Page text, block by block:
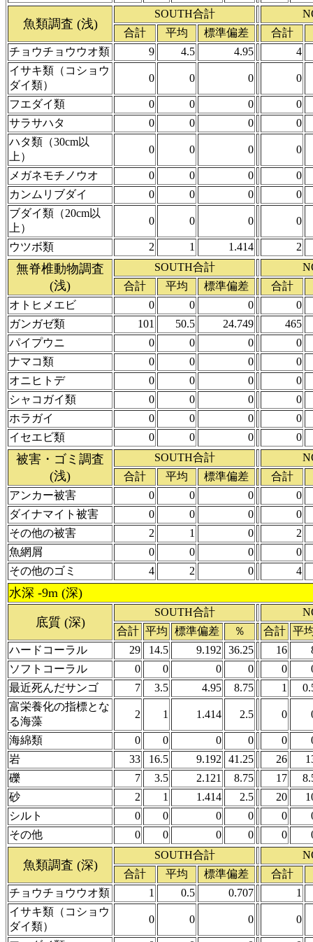
魚類調査 (浅)
SOUTH合計
合計
平均 標準偏差
合計
チョウチョウウオ類
9 4.5 4.95
4
イサキ類（コショウ
ダイ類）
0 0 0 0
フエダイ類 0 0 0
0
サラサハタ
0 0 0
0
ハタ類（30cm以
上）
0 0 0 0
メガネモチノウオ 0 0 0
0
カンムリブダイ
0 0 0
0
ブダイ類（20cm以
上）
0 0 0 0
ウツボ類 2 1 1.414 2
無脊椎動物調査
(浅)
SOUTH合計
合計
平均 標準偏差
合計
オトヒメエビ
0 0 0
0
ガンガゼ類
101 50.5 24.749
465
パイプウニ
0 0 0
0
ナマコ類
0 0 0
0
オニヒトデ
0 0 0
0
シャコガイ類
0 0 0
0
ホラガイ
0 0 0
0
イセエビ類
0 0 0 0
被害・ゴミ調査
(浅)
SOUTH合計
合計
平均 標準偏差
合計
アンカー被害
0 0 0
0
ダイナマイト被害
0 0 0
0
その他の被害
2 1 0
2
魚網屑
0 0 0
0
その他のゴミ
4 2 0 4
水深 -9m (深)
底質 (深)
SOUTH合計
合計 平均 標準偏差 ％ 合計 平
ハードコーラル
29 14.5 9.192 36.25 16
ソフトコーラル
0 0 0 0 0
最近死んだサンゴ
7 3.5 4.95 8.75 1
富栄養化の指標とな
る海藻
2 1 1.414 2.5 0
海綿類 0 0 0 0 0
岩
33 16.5 9.192 41.25 26
礫
7 3.5 2.121 8.75 17
砂
2 1 1.414 2.5 20
シルト
0 0 0 0 0
その他
0 0 0 0 0
魚類調査 (深)
SOUTH合計
合計
平均 標準偏差
合計
チョウチョウウオ類
1 0.5 0.707
1
イサキ類（コショウ
ダイ類）
0 0 0 0